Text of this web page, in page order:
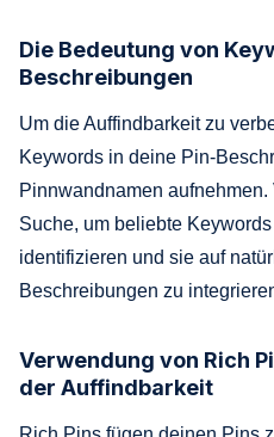
Die Bedeutung von
Beschreibungen
Um die Auffindbarkeit zu
Keywords in deine Pin-
Pinnwandnamen
Suche, um beliebte
identifizieren und sie auf
Beschreibungen zu
Verwendung von Rich
der Auffindbarkeit